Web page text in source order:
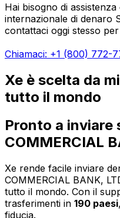
Hai bisogno di
internazionale di denaro
contattaci oggi stesso
Chiamaci: +1 (800) 772-
Xe è scelta da
tutto il mondo
Pronto a inviare
COMMERCIAL
Xe rende facile inviare
COMMERCIAL BANK,
tutto il mondo. Con il
trasferimenti in 190 paesi
fiducia.